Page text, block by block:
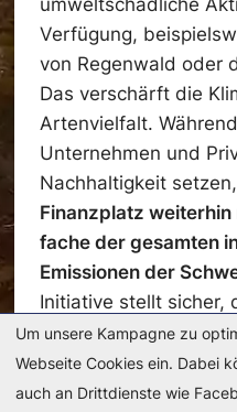
umweltschädliche
Verfügung,
von Regenwald oder
Das verschärft die
Artenvielfalt.
Unternehmen und
Nachhaltigkeit setzen,
Finanzplatz
fache der gesamten
Emissionen der
Initiative stellt sicher,
nicht mehr in
Umweltzerstörung
Um unsere Kampagne zu
Webseite Cookies ein. Dabei
auch an Drittdienste wie